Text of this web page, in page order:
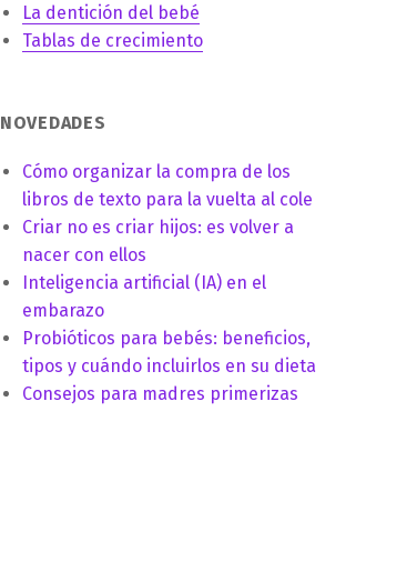
La dentición del bebé
Tablas de crecimiento
NOVEDADES
Cómo organizar la compra de los
libros de texto para la vuelta al cole
Criar no es criar hijos: es volver a
nacer con ellos
Inteligencia artificial (IA) en el
embarazo
Probióticos para bebés: beneficios,
tipos y cuándo incluirlos en su dieta
Consejos para madres primerizas